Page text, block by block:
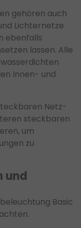
gehören auch
Lichternetze
ebenfalls
lassen. Alle
Innen- und
Netz-
steckbaren
um
zu
und
Basic